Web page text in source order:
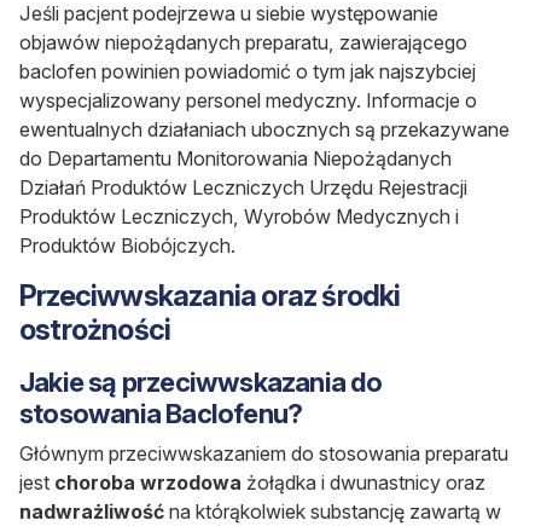
Jeśli pacjent podejrzewa u siebie występowanie
objawów niepożądanych preparatu, zawierającego
baclofen powinien powiadomić o tym jak najszybciej
wyspecjalizowany personel medyczny. Informacje o
ewentualnych działaniach ubocznych są przekazywane
do Departamentu Monitorowania Niepożądanych
Działań Produktów Leczniczych Urzędu Rejestracji
Produktów Leczniczych, Wyrobów Medycznych i
Produktów Biobójczych.
Przeciwwskazania oraz środki
ostrożności
Jakie są przeciwwskazania do
stosowania Baclofenu?
Głównym przeciwwskazaniem do stosowania preparatu
jest choroba wrzodowa żołądka i dwunastnicy oraz
nadwrażliwość na którąkolwiek substancję zawartą w